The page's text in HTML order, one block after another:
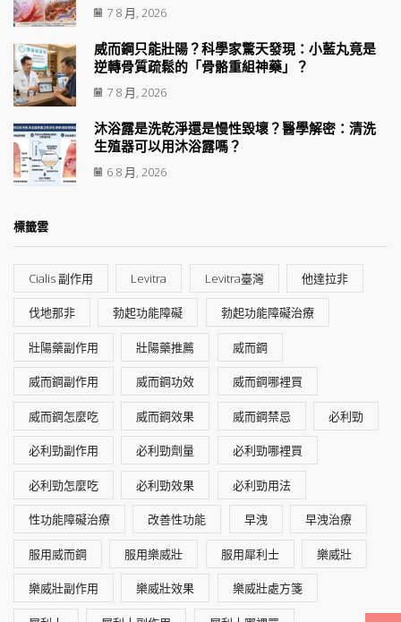
7 8 月, 2026
威而鋼只能壯陽？科學家驚天發現：小藍丸竟是
逆轉骨質疏鬆的「骨骼重組神藥」？
7 8 月, 2026
沐浴露是洗乾淨還是慢性毀壞？醫學解密：清洗
生殖器可以用沐浴露嗎？
6 8 月, 2026
標籤雲
Cialis 副作用 Levitra Levitra臺灣 他達拉非
伐地那非 勃起功能障礙 勃起功能障礙治療
壯陽藥副作用 壯陽藥推薦 威而鋼
威而鋼副作用 威而鋼功效 威而鋼哪裡買
威而鋼怎麼吃 威而鋼效果 威而鋼禁忌 必利勁
必利勁副作用 必利勁劑量 必利勁哪裡買
必利勁怎麼吃 必利勁效果 必利勁用法
性功能障礙治療 改善性功能 早洩 早洩治療
服用威而鋼 服用樂威壯 服用犀利士 樂威壯
樂威壯副作用 樂威壯效果 樂威壯處方箋